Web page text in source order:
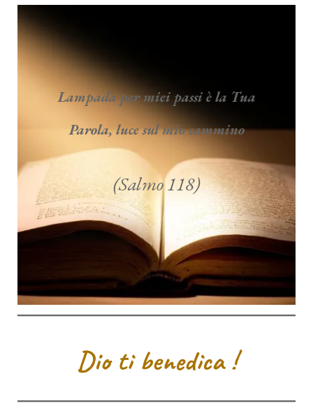
Lampada per miei passi è la Tua
Parola, luce sul mio cammino
(Salmo 118)
Dio ti benedica !